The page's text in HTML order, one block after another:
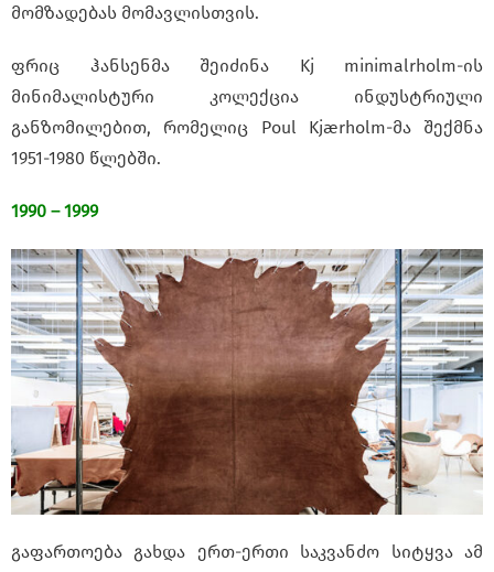
მომზადებას მომავლისთვის.
ფრიც ჰანსენმა შეიძინა Kj minimalrholm-ის
მინიმალისტური კოლექცია ინდუსტრიული
განზომილებით, რომელიც Poul Kjærholm-მა შექმნა
1951-1980 წლებში.
1990 – 1999
გაფართოება გახდა ერთ-ერთი საკვანძო სიტყვა ამ